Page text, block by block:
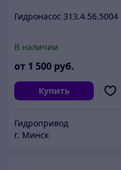
Гидронасос 313.4.56.5004
В наличии
от 1 500 руб.
Купить
Гидропривод
г. Минск